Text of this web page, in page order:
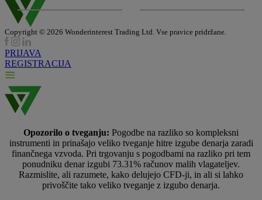
Copyright © 2026 Wonderinterest Trading Ltd. Vse pravice pridržane.
PRIJAVA
REGISTRACIJA
Opozorilo o tveganju: Pogodbe na razliko so kompleksni
instrumenti in prinašajo veliko tveganje hitre izgube denarja zaradi
finančnega vzvoda. Pri trgovanju s pogodbami na razliko pri tem
ponudniku denar izgubi 73.31% računov malih vlagateljev.
Razmislite, ali razumete, kako delujejo CFD-ji, in ali si lahko
privoščite tako veliko tveganje z izgubo denarja.